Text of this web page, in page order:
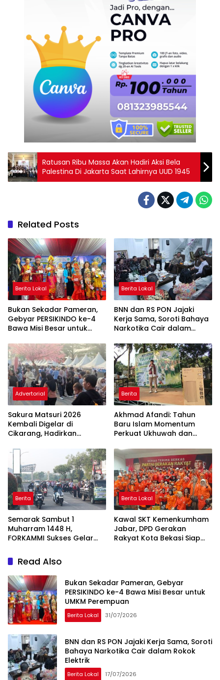
Ratusan Ribu Massa Akan Hadiri Aksi Bela
Palestina Di Jakarta Saat Lahirnya UUD 1945
Related Posts
Berita Lokal
Bukan Sekadar Pameran,
Gebyar PERSIKINDO ke-4
Bawa Misi Besar untuk
Berita Lokal
BNN dan RS PON Jajaki
Kerja Sama, Soroti Bahaya
Narkotika Cair dalam
Advertorial
Sakura Matsuri 2026
Kembali Digelar di
Cikarang, Hadirkan
Indonesia dan Jepang
Berita
Akhmad Afandi: Tahun
Baru Islam Momentum
Perkuat Ukhuwah dan
Berita
Semarak Sambut 1
Muharram 1448 H,
FORKAMMI Sukses Gelar
UMKM
Berita Lokal
Kawal SKT Kemenkumham
Jabar, DPD Gerakan
Rakyat Kota Bekasi Siap
Read Also
Bukan Sekadar Pameran, Gebyar
PERSIKINDO ke-4 Bawa Misi Besar untuk
UMKM Perempuan
Berita Lokal 31/07/2026
BNN dan RS PON Jajaki Kerja Sama, Soroti
Bahaya Narkotika Cair dalam Rokok
Elektrik
Berita Lokal 17/07/2026